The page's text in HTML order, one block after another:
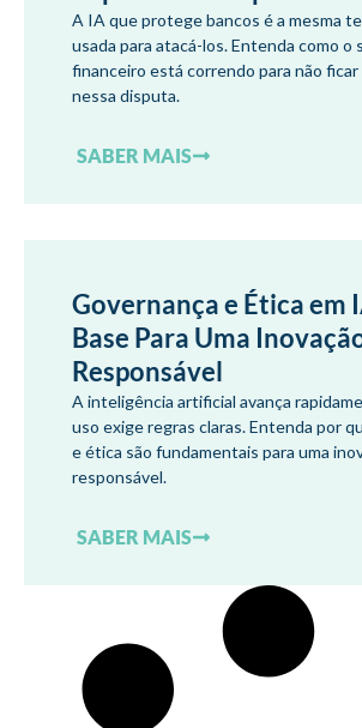
A IA que protege bancos é a mesma
usada para atacá-los. Entenda como o
financeiro está correndo para não ficar
nessa disputa.
SABER MAIS
Governança e Ética em
Base Para Uma
Responsável
A inteligência artificial avança
uso exige regras claras. Entenda por
e ética são fundamentais para uma
responsável.
SABER MAIS